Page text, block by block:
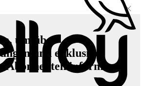
um über
und exklusive
Abonnenten informiert